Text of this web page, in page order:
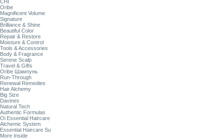
CHI
Oribe
Magnificent Volume
Signature
Brilliance & Shine
Beautiful Color
Repair & Restore
Moisture & Control
Tools & Accessories
Body & Fragrance
Serene Scalp
Travel & Gifts
Oribe Шампунь
Run-Through
Renewal Remedies
Hair Alchemy
Big Size
Davines
Natural Tech
Authentic Formulas
Oi Essential Haircare
Alchemic System
Essential Haircare Su
More Inside